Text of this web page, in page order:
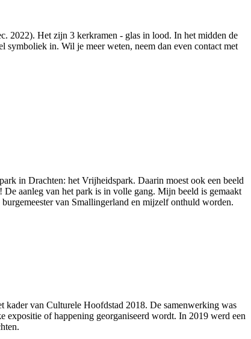
2022). Het zijn 3 kerkramen - glas in lood. In het midden de
in. Wil je meer weten, neem dan even contact met
in Drachten: het Vrijheidspark. Daarin moest ook een beeld
aanleg van het park is in volle gang. Mijn beeld is gemaakt
van Smallingerland en mijzelf onthuld worden.
kader van Culturele Hoofdstad 2018. De samenwerking was
expositie of happening georganiseerd wordt. In 2019 werd een